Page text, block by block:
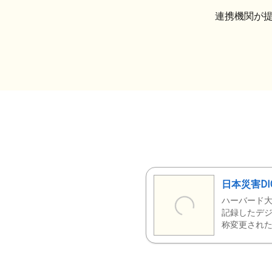
連携機関が
日本災害
ハーバード
記録したデ
称変更された